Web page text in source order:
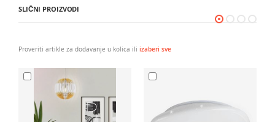
SLIČNI PROIZVODI
Proveriti artikle za dodavanje u kolica ili izaberi sve